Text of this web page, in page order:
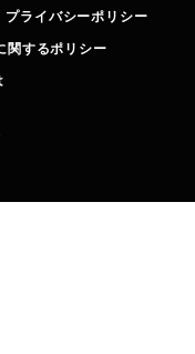
プライバシーポリシー
関するポリシー